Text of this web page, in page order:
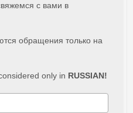
с вами в
обращения только на
only in RUSSIAN!